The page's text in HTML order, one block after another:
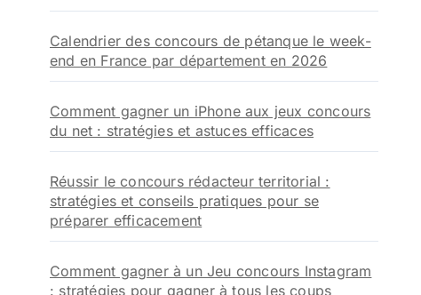
Calendrier des concours de pétanque le week-
end en France par département en 2026
Comment gagner un iPhone aux jeux concours
du net : stratégies et astuces efficaces
Réussir le concours rédacteur territorial :
stratégies et conseils pratiques pour se
préparer efficacement
Comment gagner à un Jeu concours Instagram
: stratégies pour gagner à tous les coups